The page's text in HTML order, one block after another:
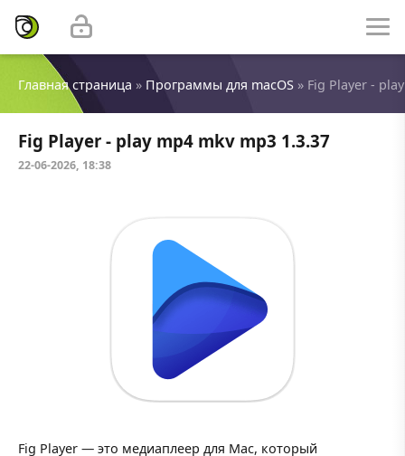
Главная страница » Программы для macOS » Fig Player -
Fig Player - play mp4 mkv mp3 1.3.37
22-06-2026, 18:38
Fig Player — это медиаплеер для Mac, который